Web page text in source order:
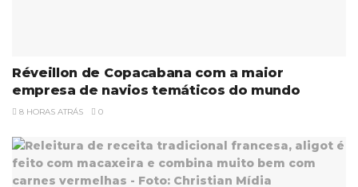
Réveillon de Copacabana com a maior
empresa de navios temáticos do mundo
8 HORAS ATRÁS 0